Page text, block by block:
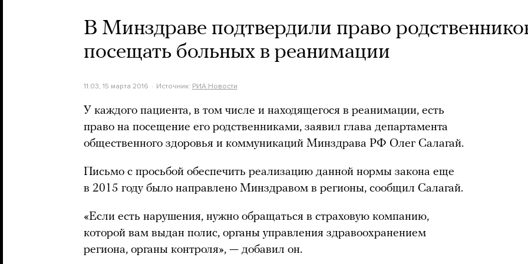
В Минздраве подтвердили право
посещать больных в реанимации
11:03, 15 марта 2016 Источник: РИА Новости
У каждого пациента, в том числе и находящегося в реанимации, есть
право на посещение его родственниками, заявил глава департамента
общественного здоровья и коммуникаций Минздрава РФ Олег Салагай.
Письмо с просьбой обеспечить реализацию данной нормы закона еще
в 2015 году было направлено Минздравом в регионы, сообщил Салагай.
«Если есть нарушения, нужно обращаться в страховую компанию,
которой вам выдан полис, органы управления здравоохранением
региона, органы контроля», — добавил он.